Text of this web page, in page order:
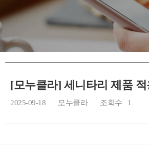
[모누클라] 세니타리 제품
2025-09-18 모누클라 조회수 1